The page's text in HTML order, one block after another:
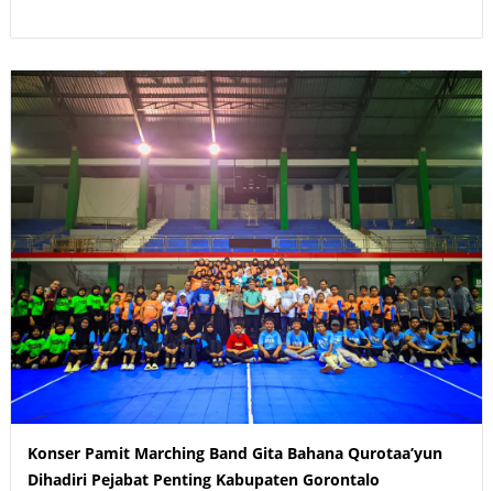
Konser Pamit Marching Band Gita Bahana Qurotaa’yun
Dihadiri Pejabat Penting Kabupaten Gorontalo